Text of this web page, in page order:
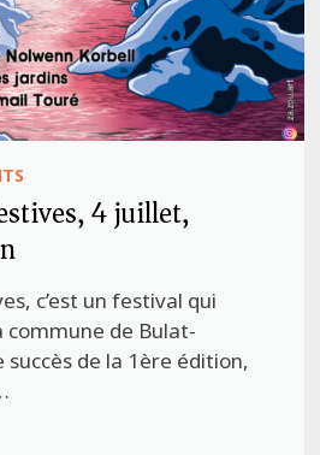
4 juillet,
c’est un festival qui
commune de Bulat-
succès de la 1ère édition,